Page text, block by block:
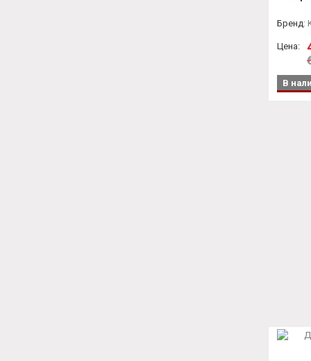
Бренд:
Цена:
В